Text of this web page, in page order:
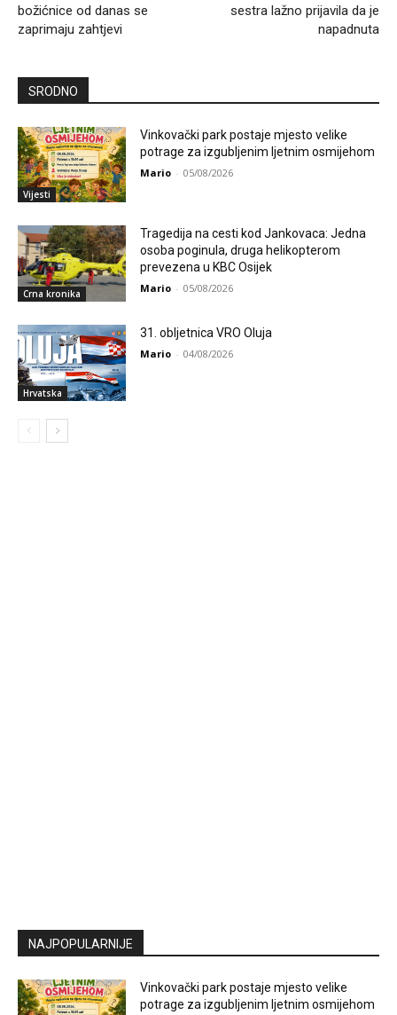
božićnice od danas se
zaprimaju zahtjevi
sestra lažno prijavila da je
napadnuta
SRODNO
Vijesti
Vinkovački park postaje mjesto velike
potrage za izgubljenim ljetnim osmijehom
Mario - 05/08/2026
Crna kronika
Tragedija na cesti kod Jankovaca: Jedna
osoba poginula, druga helikopterom
prevezena u KBC Osijek
Mario - 05/08/2026
Hrvatska
31. obljetnica VRO Oluja
Mario - 04/08/2026
NAJPOPULARNIJE
Vinkovački park postaje mjesto velike
potrage za izgubljenim ljetnim osmijehom